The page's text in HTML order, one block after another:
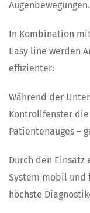
Augenbewegungen.
In Kombination
Easy line werden
effizienter:
Während der
Kontrollfenster
Patientenauges –
Durch den Einsatz
System mobil und
höchste